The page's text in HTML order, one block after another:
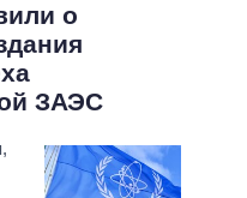
о
ЗАЭС